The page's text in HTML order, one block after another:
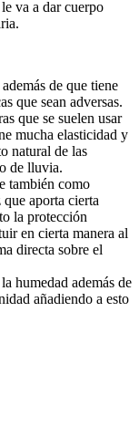
va a dar cuerpo
de que tiene
que sean adversas.
que se suelen usar
mucha elasticidad y
natural de las
de lluvia.
también como
aporta cierta
la protección
en cierta manera al
directa sobre el
humedad además de
añadiendo a esto